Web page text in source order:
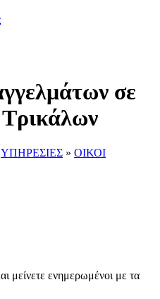
σε
ΥΠΗΡΕΣΙΕΣ » ΟΙΚΟΙ
μείνετε ενημερωμένοι με τα